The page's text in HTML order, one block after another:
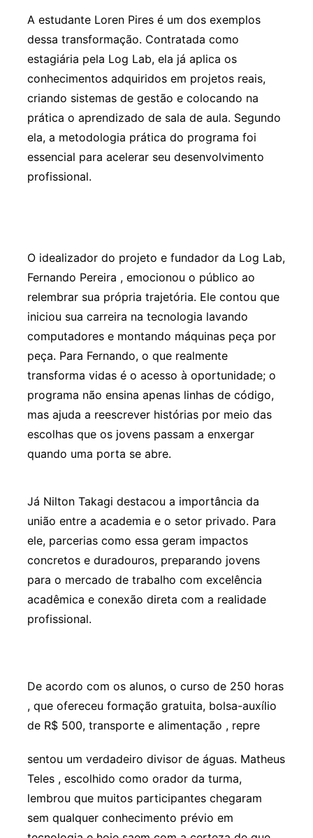
A estudante Loren Pires é um dos exemplos
dessa transformação. Contratada como
estagiária pela Log Lab, ela já aplica os
conhecimentos adquiridos em projetos reais,
criando sistemas de gestão e colocando na
prática o aprendizado de sala de aula. Segundo
ela, a metodologia prática do programa foi
essencial para acelerar seu desenvolvimento
profissional.
O idealizador do projeto e fundador da Log Lab,
Fernando Pereira , emocionou o público ao
relembrar sua própria trajetória. Ele contou que
iniciou sua carreira na tecnologia lavando
computadores e montando máquinas peça por
peça. Para Fernando, o que realmente
transforma vidas é o acesso à oportunidade; o
programa não ensina apenas linhas de código,
mas ajuda a reescrever histórias por meio das
escolhas que os jovens passam a enxergar
quando uma porta se abre.
Já Nilton Takagi destacou a importância da
união entre a academia e o setor privado. Para
ele, parcerias como essa geram impactos
concretos e duradouros, preparando jovens
para o mercado de trabalho com excelência
acadêmica e conexão direta com a realidade
profissional.
De acordo com os alunos, o curso de 250 horas
, que ofereceu formação gratuita, bolsa-auxílio
de R$ 500, transporte e alimentação , repre
sentou um verdadeiro divisor de águas. Matheus
Teles , escolhido como orador da turma,
lembrou que muitos participantes chegaram
sem qualquer conhecimento prévio em